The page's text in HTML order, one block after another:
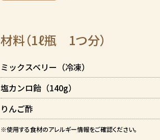
材料（1ℓ瓶 1つ分）
ミックスベリー（冷凍）
塩カンロ飴（140g）
りんご酢
※使用する食材のアレルギー情報をご確認ください。